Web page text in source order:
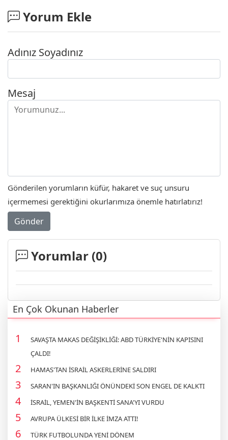
Yorum Ekle
Adınız Soyadınız
Mesaj
Gönderilen yorumların küfür, hakaret ve suç unsuru
içermemesi gerektiğini okurlarımıza önemle hatırlatırız!
Gönder
Yorumlar (0)
En Çok Okunan Haberler
SAVAŞTA MAKAS DEĞİŞİKLİĞİ: ABD TÜRKİYE'NİN KAPISINI
ÇALDI!
HAMAS'TAN İSRAİL ASKERLERİNE SALDIRI
SARAN'IN BAŞKANLIĞI ÖNÜNDEKİ SON ENGEL DE KALKTI
İSRAİL, YEMEN'İN BAŞKENTİ SANA'YI VURDU
AVRUPA ÜLKESİ BİR İLKE İMZA ATTI!
TÜRK FUTBOLUNDA YENİ DÖNEM